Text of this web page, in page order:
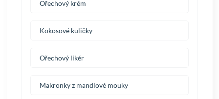
Ořechový krém
Kokosové kuličky
Ořechový likér
Makronky z mandlové mouky